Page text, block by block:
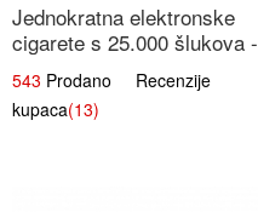
Jednokratna elektronske
cigarete s 25.000 šlukova -
Mango & Ananas |
Egzotična Voćna
Mješavina
543 Prodano Recenzije
kupaca(13)